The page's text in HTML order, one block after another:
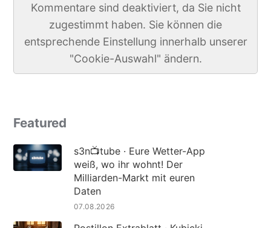
Kommentare sind deaktiviert, da Sie nicht
zugestimmt haben. Sie können die
entsprechende Einstellung innerhalb unserer
"Cookie-Auswahl" ändern.
Featured
s3n📺tube · Eure Wetter-App
weiß, wo ihr wohnt! Der
Milliarden-Markt mit euren
Daten
07.08.2026